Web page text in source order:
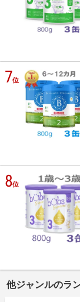
7位
8位
他ジャンルのラ